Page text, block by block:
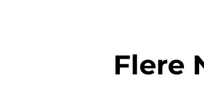
Flere